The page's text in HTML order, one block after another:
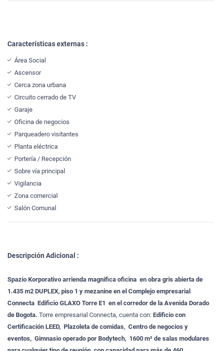
Características externas :
Área Social
Ascensor
Cerca zona urbana
Circuito cerrado de TV
Garaje
Oficina de negocios
Parqueadero visitantes
Planta eléctrica
Portería / Recepción
Sobre vía principal
Vigilancia
Zona comercial
Salón Comunal
Descripción Adicional :
Spazio Korporativo arrienda magnifica oficina en obra gris abierta de
1.435 m2 DUPLEX, piso 1 y mezanine en el Complejo empresarial
Connecta Edificio GLAXO Torre E1 en el corredor de la Avenida Dorado
de Bogota. Torre empresarial Connecta, cuenta con: Edificio con
Certificación LEED, Plazoleta de comidas, Centro de negocios y
eventos, Gimnasio operado por Bodytech, 1600 m² de salas modulares